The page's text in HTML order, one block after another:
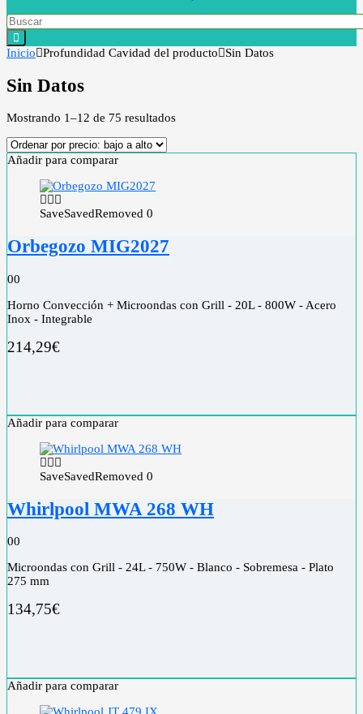
Inicio Profundidad Cavidad del producto Sin Datos
Sin Datos
Mostrando 1–12 de 75 resultados
Añadir para comparar
SaveSavedRemoved 0
Orbegozo MIG2027
00
Horno Convección + Microondas con Grill - 20L - 800W - Acero
Inox - Integrable
214,29€
Añadir para comparar
SaveSavedRemoved 0
Whirlpool MWA 268 WH
00
Microondas con Grill - 24L - 750W - Blanco - Sobremesa - Plato
275 mm
134,75€
Añadir para comparar